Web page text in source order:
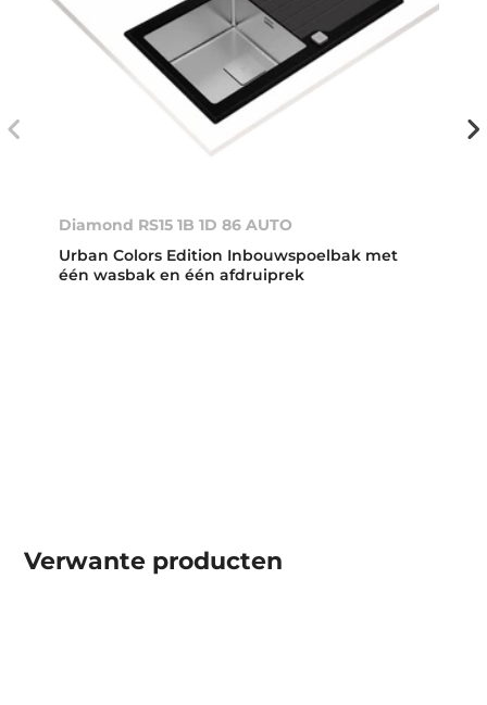
Diamond RS15 1B 1D 86 AUTO
Urban Colors Edition Inbouwspoelbak met
één wasbak en één afdruiprek
Verwante producten